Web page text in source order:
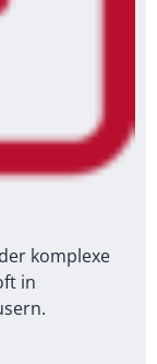
komplexe
in